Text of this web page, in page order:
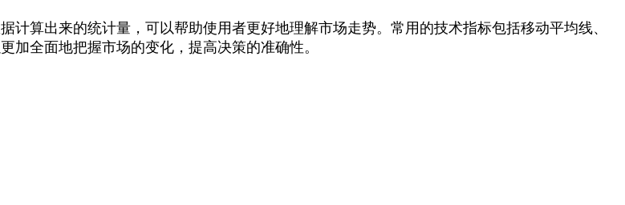
算出来的统计量，可以帮助使用者更好地理解市场走势。常用的技术指标包括移动平均线、
加全面地把握市场的变化，提高决策的准确性。